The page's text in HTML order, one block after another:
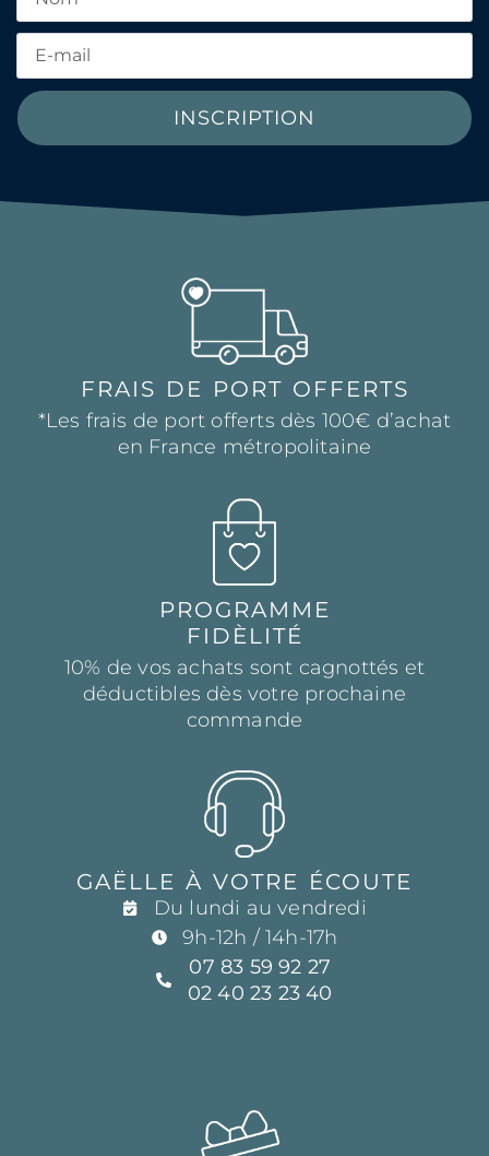
INSCRIPTION
FRAIS DE PORT OFFERTS
*Les frais de port offerts dès 100€ d’achat
en France métropolitaine
PROGRAMME
FIDÈLITÉ
10% de vos achats sont cagnottés et
déductibles dès votre prochaine
commande
GAËLLE À VOTRE ÉCOUTE
Du lundi au vendredi
9h-12h / 14h-17h
07 83 59 92 27
02 40 23 23 40